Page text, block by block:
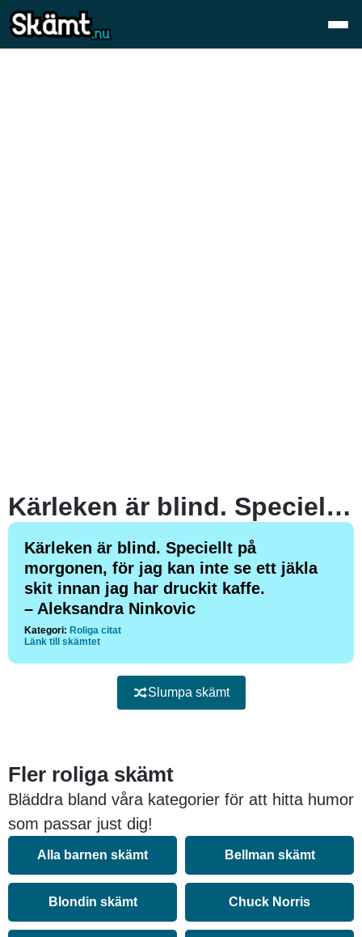
Kärleken är blind. Speciellt på morgonen, för jag kan inte se ett jäkla skit innan jag har druckit kaffe.
Kärleken är blind. Speciellt på
morgonen, för jag kan inte se ett jäkla
skit innan jag har druckit kaffe.
– Aleksandra Ninkovic
Kategori: Roliga citat
Länk till skämtet
Slumpa skämt
Fler roliga skämt
Bläddra bland våra kategorier för att hitta humor
som passar just dig!
Alla barnen skämt Bellman skämt
Blondin skämt Chuck Norris